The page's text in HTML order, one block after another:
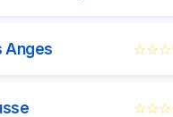
Anges ☆☆☆
☆☆☆